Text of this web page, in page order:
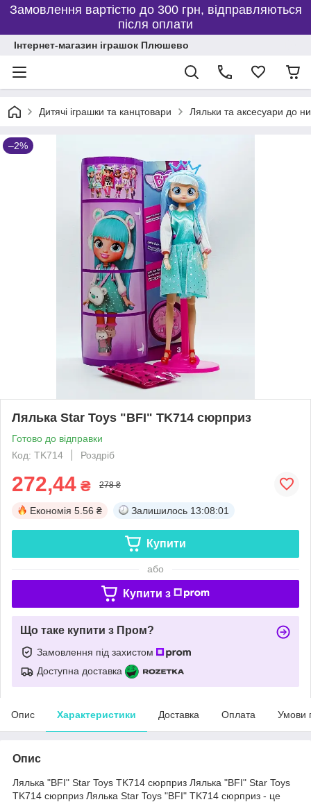
Замовлення вартістю до 300 грн, відправляються
після оплати
Інтернет-магазин іграшок Плюшево
Дитячі іграшки та канцтовари Ляльки та аксесуари до
–2%
Лялька Star Toys "BFI" TK714 сюрприз
Готово до відправки
Код: TK714
Роздріб
272,44 ₴ 278 ₴
Економія 5.56 ₴ Залишилось 13:08:00
Купити
або
Купити з
Що таке купити з Пром?
Замовлення під захистом
Доступна доставка
Опис Характеристики Доставка Оплата Умови
Опис
Лялька "BFI" Star Toys TK714 сюрприз Лялька "BFI" Star Toys
TK714 сюрприз Лялька Star Toys "BFI" TK714 сюрприз - це